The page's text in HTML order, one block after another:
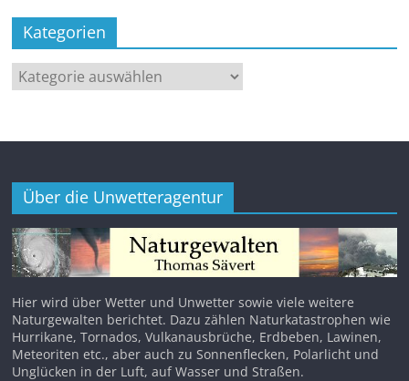
Kategorien
Kategorien
Über die Unwetteragentur
Hier wird über Wetter und Unwetter sowie viele weitere
Naturgewalten berichtet. Dazu zählen Naturkatastrophen wie
Hurrikane, Tornados, Vulkanausbrüche, Erdbeben, Lawinen,
Meteoriten etc., aber auch zu Sonnenflecken, Polarlicht und
Unglücken in der Luft, auf Wasser und Straßen.